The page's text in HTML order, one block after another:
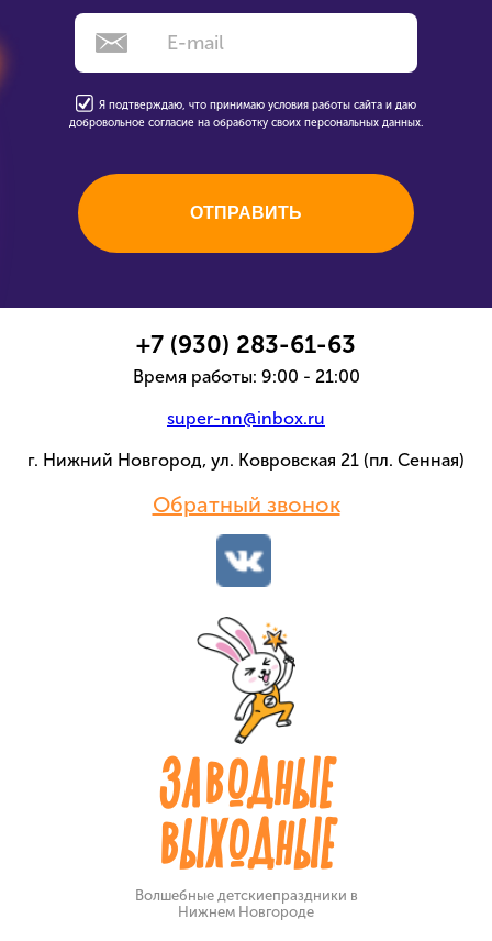
Я подтверждаю, что принимаю условия работы сайта и даю
добровольное согласие на обработку своих персональных данных.
ЗАВОДНЫЕ
ВЫХОДНЫЕ
Волшебные детскиепраздники в
Нижнем Новгороде
+7 (930) 283-61-63
Время работы: 9:00 - 21:00
super-nn@inbox.ru
г. Нижний Новгород, ул. Ковровская 21 (пл. Сенная)
Обратный звонок